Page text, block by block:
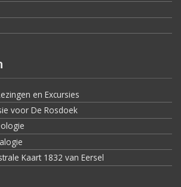
en Excursies
voor De Rosdoek
Kaart 1832 van Eersel